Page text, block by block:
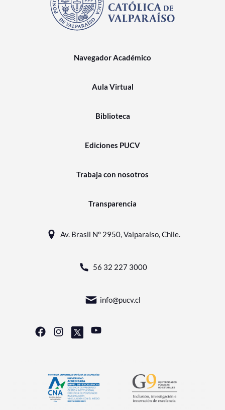
Navegador Académico
Aula Virtual
Biblioteca
Ediciones PUCV
Trabaja con nosotros
Transparencia
Av. Brasil N° 2950, Valparaíso, Chile.
56 32 227 3000
info@pucv.cl